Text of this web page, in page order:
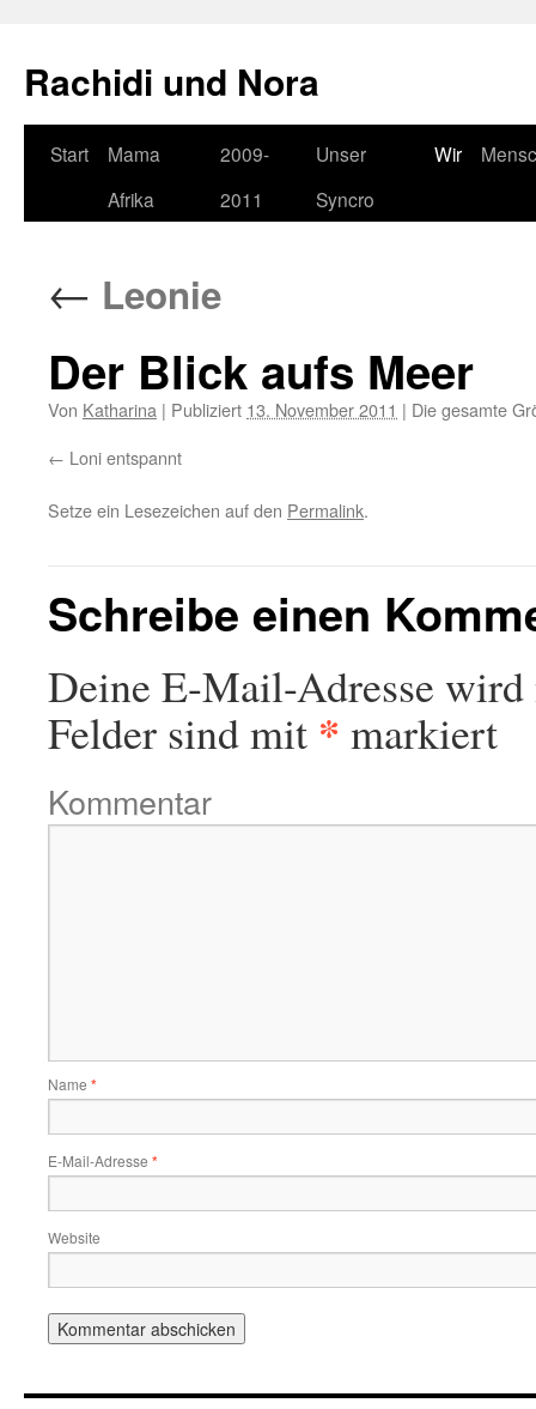
Rachidi und Nora
Springe
Start
Mama
Afrika
2009-
2011
Unser
Syncro
Wir
← Leonie
Der Blick aufs Meer
Von Katharina | Publiziert 13. November 2011 | Die gesamte
Loni entspannt
Setze ein Lesezeichen auf den Permalink.
Schreibe einen
Deine E-Mail-Adresse
Felder sind mit * markiert
Kommentar
Name *
E-Mail-Adresse *
Website